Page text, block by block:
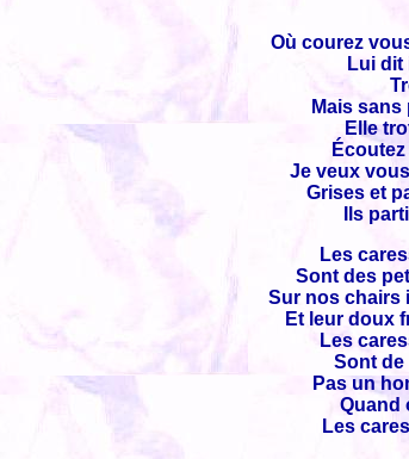
Où courez
Lui dit
Mais
Elle
Je veux
Grises et
Ils
Les
Sont des
Sur nos chairs
Et leur doux
Les
Sont
Pas un
Quand
Les